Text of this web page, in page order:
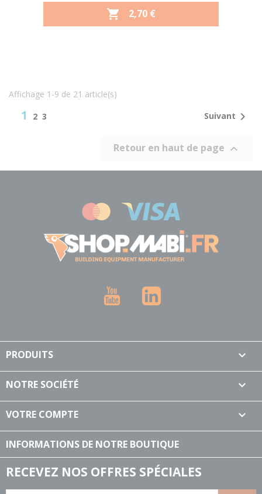
 PRIX
2,70 €
Affichage 1-9 de 21 article(s)
1 2 3 Suivant 
Retour en haut de page 
YouTube
PRODUITS 
NOTRE SOCIÉTÉ 
VOTRE COMPTE 
INFORMATIONS DE NOTRE BOUTIQUE
RECEVEZ NOS OFFRES SPÉCIALES